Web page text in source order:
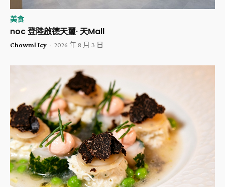
美食
noc 登陸啟德天璽· 天Mall
Chowml Icy - 2026 年 8 月 3 日